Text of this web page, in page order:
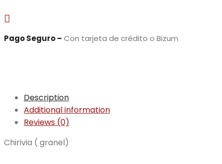

Pago Seguro – Con tarjeta de crédito o Bizum
Description
Additional information
Reviews (0)
Chirivia ( granel)